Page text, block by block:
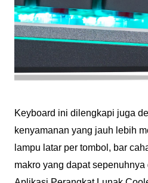
Keyboard ini dilengkapi juga
kenyamanan yang jauh lebih
lampu latar per tombol, bar
makro yang dapat